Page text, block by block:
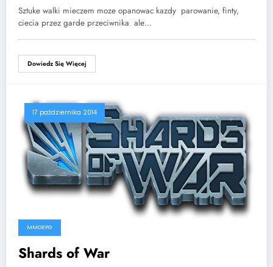
Sztuke walki mieczem moze opanowac kazdy  parowanie, finty,
ciecia przez garde przeciwnika  ale…
Dowiedz Się Więcej
17 października 2014
MMORPG
Shards of War